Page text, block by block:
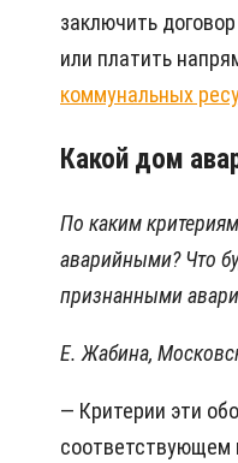
заключить
или платить
коммунальных
Какой дом
По каким
аварийными? Что
признанными
Е. Жабина,
— Критерии эти
соответствующем